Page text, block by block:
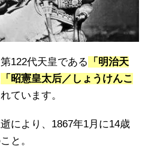
122代天皇である
「明治天
「昭憲皇太后／しょうけんこ
ています。
により、1867年1月に14歳
と。